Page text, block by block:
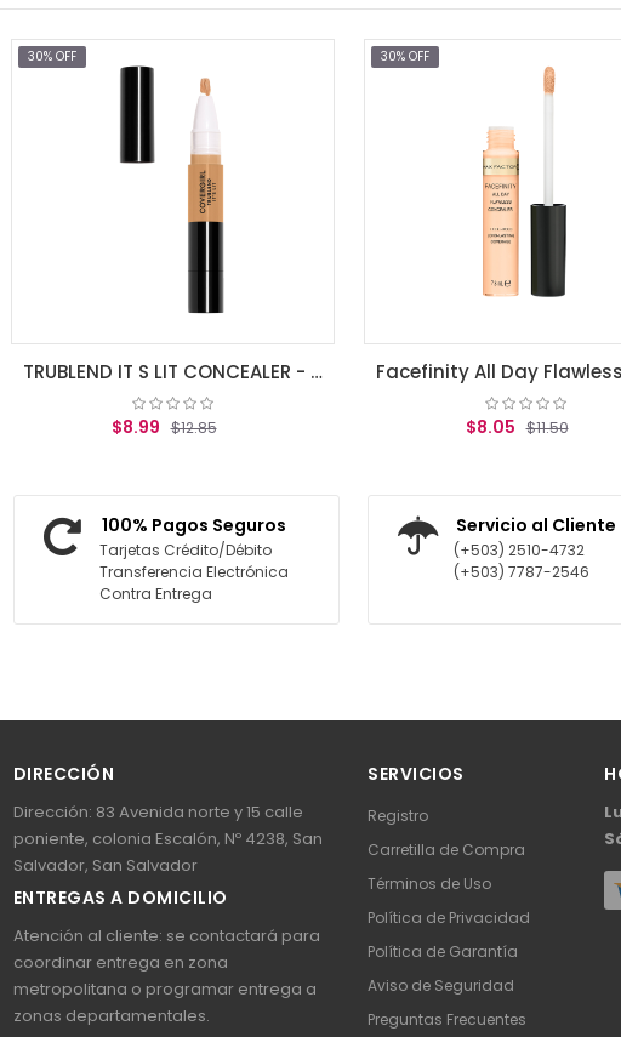
30% OFF
TRUBLEND IT S LIT CONCEALER - Medium
$8.99 $12.85
30% OFF
$8.05 $11.50
100% Pagos Seguros
Tarjetas Crédito/Débito
Transferencia Electrónica
Contra Entrega
Servicio al Cliente
(+503) 2510-4732
(+503) 7787-2546
DIRECCIÓN
Dirección: 83 Avenida norte y 15 calle
poniente, colonia Escalón, Nº 4238, San
Salvador, San Salvador
ENTREGAS A DOMICILIO
Atención al cliente: se contactará para
coordinar entrega en zona
metropolitana o programar entrega a
zonas departamentales.
SERVICIOS
Registro
Carretilla de Compra
Términos de Uso
Política de Privacidad
Política de Garantía
Aviso de Seguridad
Preguntas Frecuentes